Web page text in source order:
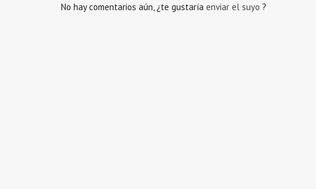
No hay comentarios aún, ¿te gustaría enviar el suyo ?